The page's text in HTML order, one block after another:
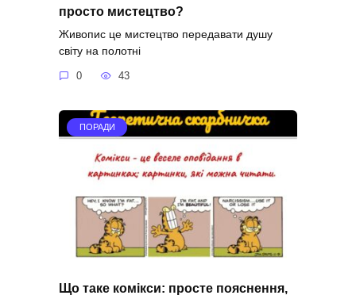
просто мистецтво?
Живопис це мистецтво передавати душу
світу на полотні
0 43
ПОРАДИ
Що таке комікси: просте пояснення,